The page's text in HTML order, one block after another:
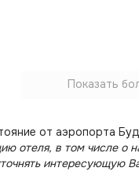
Показать
от аэропорта
отеля, в том числе о
интересующую